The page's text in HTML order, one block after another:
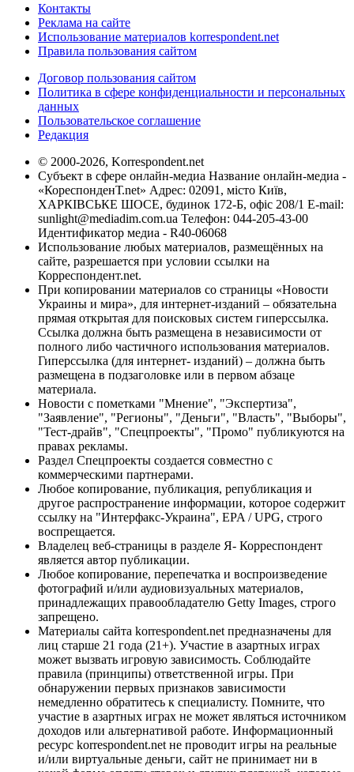
Контакты
Реклама на сайте
Использование материалов korrespondent.net
Правила пользования сайтом
Договор пользования сайтом
Политика в сфере конфиденциальности и персональных
данных
Пользовательское соглашение
Редакция
© 2000-2026, Korrespondent.net
Субъект в сфере онлайн-медиа Название онлайн-медиа -
«КореспонденТ.net» Адрес: 02091, місто Київ,
ХАРКІВСЬКЕ ШОСЕ, будинок 172-Б, офіс 208/1 E-mail:
sunlight@mediadim.com.ua Телефон: 044-205-43-00
Идентификатор медиа - R40-06068
Использование любых материалов, размещённых на
сайте, разрешается при условии ссылки на
Корреспондент.net.
При копировании материалов со страницы «Новости
Украины и мира», для интернет-изданий – обязательна
прямая открытая для поисковых систем гиперссылка.
Ссылка должна быть размещена в независимости от
полного либо частичного использования материалов.
Гиперссылка (для интернет- изданий) – должна быть
размещена в подзаголовке или в первом абзаце
материала.
Новости с пометками "Мнение", "Экспертиза",
"Заявление", "Регионы", "Деньги", "Власть", "Выборы",
"Тест-драйв", "Спецпроекты", "Промо" публикуются на
правах рекламы.
Раздел Спецпроекты создается совместно с
коммерческими партнерами.
Любое копирование, публикация, републикация и
другое распространение информации, которое содержит
ссылку на "Интерфакс-Украина", EPA / UPG, строго
воспрещается.
Владелец веб-страницы в разделе Я- Корреспондент
является автор публикации.
Любое копирование, перепечатка и воспроизведение
фотографий и/или аудиовизуальных материалов,
принадлежащих правообладателю Getty Images, строго
запрещено.
Материалы сайта korrespondent.net предназначены для
лиц старше 21 года (21+). Участие в азартных играх
может вызвать игровую зависимость. Соблюдайте
правила (принципы) ответственной игры. При
обнаружении первых признаков зависимости
немедленно обратитесь к специалисту. Помните, что
участие в азартных играх не может являться источником
доходов или альтернативой работе. Информационный
ресурс korrespondent.net не проводит игры на реальные
и/или виртуальные деньги, сайт не принимает ни в